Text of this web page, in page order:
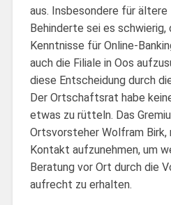
aus. Insbesondere für
Behinderte sei es schwierig,
Kenntnisse für Online-
auch die Filiale in Oos
diese Entscheidung durch
Der Ortschaftsrat habe
etwas zu rütteln. Das
Ortsvorsteher Wolfram Birk,
Kontakt aufzunehmen, um
Beratung vor Ort durch die
aufrecht zu erhalten.